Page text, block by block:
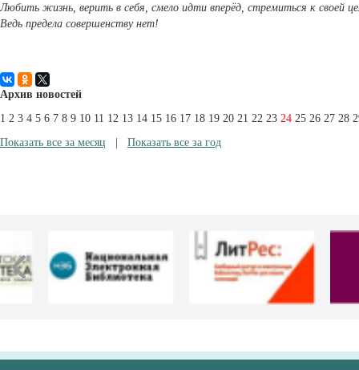
Любить жизнь, верить в себя, смело идти вперёд, стремиться к своей
Ведь предела совершенству нет!
Архив новостей
1 2 3 4 5 6 7 8 9 10 11 12 13 14 15 16 17 18 19 20 21 22 23 24 25 26 27 28
Показать все за месяц | Показать все за год